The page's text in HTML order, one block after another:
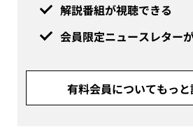
解説番組が視聴できる
会員限定ニュースレター
有料会員についてもっ